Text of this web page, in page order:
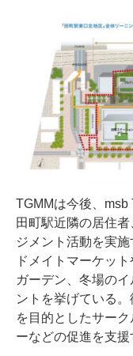
TGMMは今後、msb
田町駅近隣の居住
ジメント活動を実
ドメイトマーケッ
ガーデン、冬場の
ントを挙げている
を目的としたサー
ーなどの促進を支援